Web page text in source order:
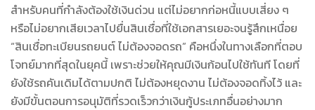
สำหรับคนที่กำลังต้องใช้เงินด่วน แต่ไม่อยากก่อหนี้แบบเสี่ยง ๆ
หรือไม่อยากเสียเวลาไปยื่นสินเชื่อที่ใช้เอกสารเยอะจนรู้สึกเหนื่อย
“สินเชื่อทะเบียนรถยนต์ ไม่ต้องจอดรถ” คือหนึ่งในทางเลือกที่ตอบ
โจทย์มากที่สุดในยุคนี้ เพราะช่วยให้คุณมีเงินก้อนไปใช้ทันที โดยที่
ยังใช้รถคันเดิมได้ตามปกติ ไม่ต้องหยุดงาน ไม่ต้องจอดทิ้งไว้ และ
ยังมีขั้นตอนการอนุมัติที่รวดเร็วกว่าเงินกู้ประเภทอื่นอย่างมาก